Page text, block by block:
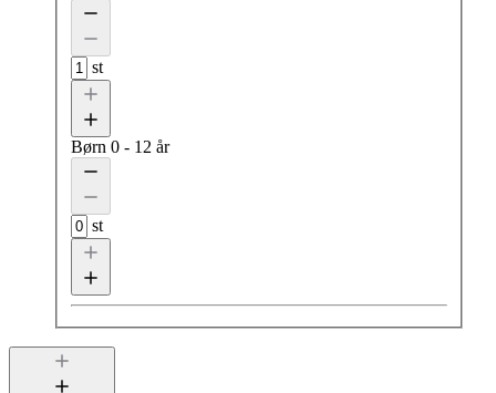
st
Børn 0 - 12 år
st